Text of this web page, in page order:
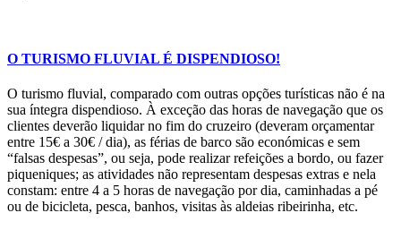
O TURISMO FLUVIAL É DISPENDIOSO!
O turismo fluvial, comparado com outras opções turísticas não é na
sua íntegra dispendioso. À exceção das horas de navegação que os
clientes deverão liquidar no fim do cruzeiro (deveram orçamentar
entre 15€ a 30€ / dia), as férias de barco são económicas e sem
“falsas despesas”, ou seja, pode realizar refeições a bordo, ou fazer
piqueniques; as atividades não representam despesas extras e nela
constam: entre 4 a 5 horas de navegação por dia, caminhadas a pé
ou de bicicleta, pesca, banhos, visitas às aldeias ribeirinha, etc.